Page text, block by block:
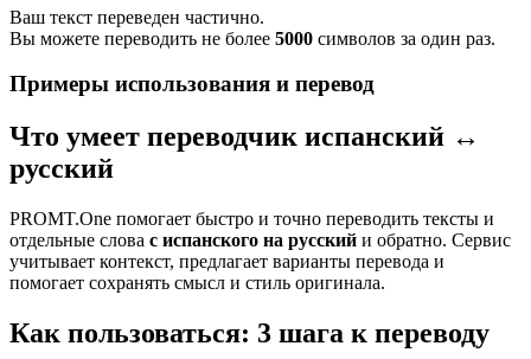
Ваш текст переведен частично.
Вы можете переводить не более 5000 символов за один раз.
Примеры использования и перевод
Что умеет переводчик испанский ↔
русский
PROMT.One помогает быстро и точно переводить тексты и
отдельные слова с испанского на русский и обратно. Сервис
учитывает контекст, предлагает варианты перевода и
помогает сохранять смысл и стиль оригинала.
Как пользоваться: 3 шага к переводу